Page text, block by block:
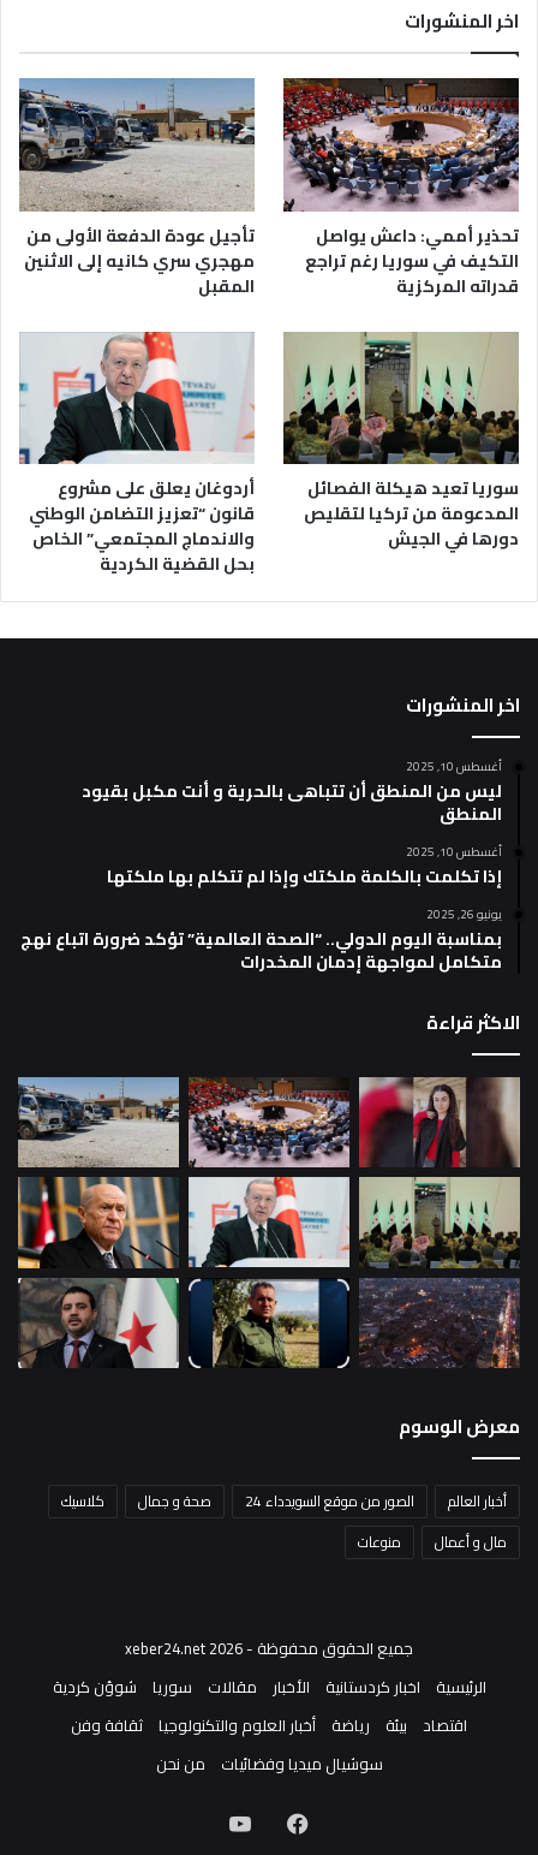
اخر المنشورات
تحذير أممي: داعش يواصل
التكيف في سوريا رغم تراجع
قدراته المركزية
تأجيل عودة الدفعة الأولى من
مهجري سري كانيه إلى الاثنين
المقبل
سوريا تعيد هيكلة الفصائل
المدعومة من تركيا لتقليص
دورها في الجيش
أردوغان يعلق على مشروع
قانون “تعزيز التضامن الوطني
والاندماج المجتمعي” الخاص
بحل القضية الكردية
اخر المنشورات
أغسطس 10, 2025
ليس من المنطق أن تتباهى بالحرية و أنت مكبل بقيود
المنطق
أغسطس 10, 2025
إذا تكلمت بالكلمة ملكتك وإذا لم تتكلم بها ملكتها
يونيو 26, 2025
بمناسبة اليوم الدولي.. “الصحة العالمية” تؤكد ضرورة اتباع نهج
متكامل لمواجهة إدمان المخدرات
الاكثر قراءة
معرض الوسوم
أخبار العالم الصور من موقع السويدداء 24 صحة و جمال
كلاسيك
مال و أعمال
منوعات
جميع الحقوق محفوظة - xeber24.net 2026
الرئيسية
اخبار كردستانية الأخبار مقالات سوريا
شوؤن كردية
اقتصاد
بيئة رياضة أخبار العلوم والتكنولوجيا ثقافة وفن
سوشيال ميديا وفضائيات
من نحن
فيسبوك‫YouTube